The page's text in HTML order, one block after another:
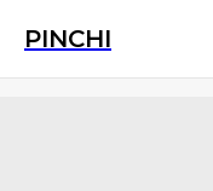
PINCHI